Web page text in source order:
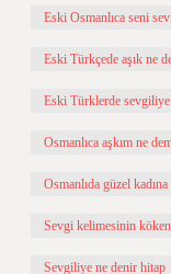
Eski Osmanlıca seni
Eski Türkçede aşık ne
Eski Türklerde
Osmanlıca aşkım ne
Osmanlıda güzel
Sevgi kelimesinin
Sevgiliye ne denir hitap